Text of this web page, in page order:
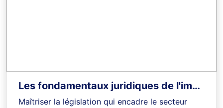
Les fondamentaux juridiques de l'immobilier
Maîtriser la législation qui encadre le secteur